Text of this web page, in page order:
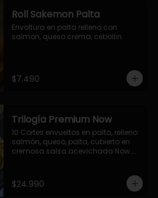
Roll Sakemon Palta
Envoltura en palta relleno con
salmon, queso crema, cebollin.
$7.490
Trilogía Premium Now
10 Cortes envueltos en palta, relleno
salmón, queso, palta, cubierto en
cremosa salsa acevichada Now.
palta, cubierto con topping de
chimichurri de la casa flambeado.
$24.990